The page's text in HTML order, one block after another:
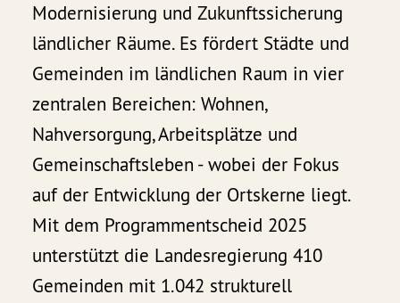
Modernisierung und Zukunftssicherung
ländlicher Räume. Es fördert Städte und
Gemeinden im ländlichen Raum in vier
zentralen Bereichen: Wohnen,
Nahversorgung, Arbeitsplätze und
Gemeinschaftsleben - wobei der Fokus
auf der Entwicklung der Ortskerne liegt.
Mit dem Programmentscheid 2025
unterstützt die Landesregierung 410
Gemeinden mit 1.042 strukturell